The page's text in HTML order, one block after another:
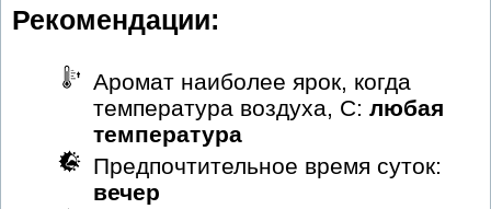
Рекомендации:
Аромат наиболее ярок, когда
температура воздуха, С: любая
температура
Предпочтительное время суток:
вечер